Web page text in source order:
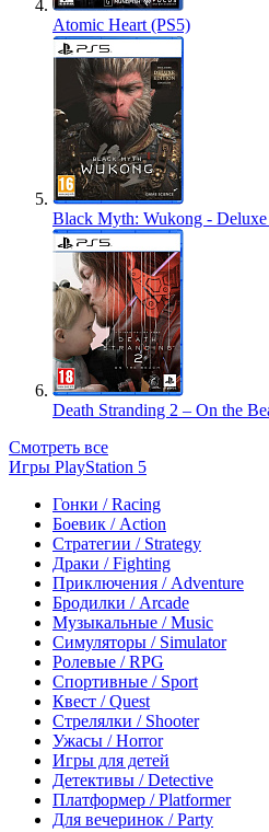
Atomic Heart (PS5)
Black Myth: Wukong -
Death Stranding 2 – On the
Смотреть все
Игры PlayStation 5
Гонки / Racing
Боевик / Action
Стратегии / Strategy
Драки / Fighting
Приключения / Adventure
Бродилки / Arcade
Музыкальные / Music
Симуляторы / Simulator
Ролевые / RPG
Спортивные / Sport
Квест / Quest
Стрелялки / Shooter
Ужасы / Horror
Игры для детей
Детективы / Detective
Платформер / Platformer
Для вечеринок / Party